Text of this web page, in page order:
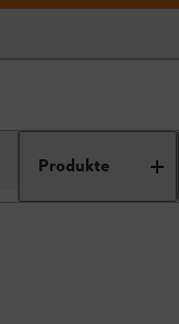
Produkte